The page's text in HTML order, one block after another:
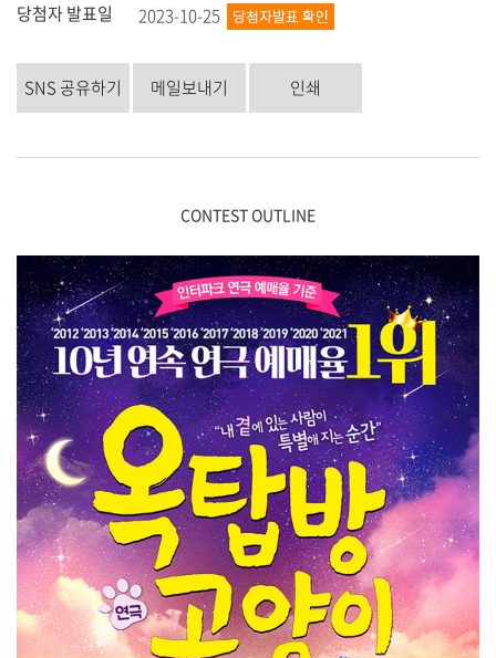
당첨자 발표일
2023-10-25
SNS 공유하기 메일보내기 인쇄
CONTEST OUTLINE